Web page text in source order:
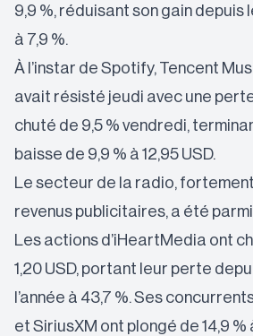
9,9 %, réduisant son gain depuis
à 7,9 %.
À l’instar de Spotify, Tencent
avait résisté jeudi avec une
chuté de 9,5 % vendredi,
baisse de 9,9 % à 12,95 USD.
Le secteur de la radio,
revenus publicitaires, a été
Les actions d’iHeartMedia ont
1,20 USD, portant leur perte
l’année à 43,7 %. Ses
et SiriusXM ont plongé de 14,9 %